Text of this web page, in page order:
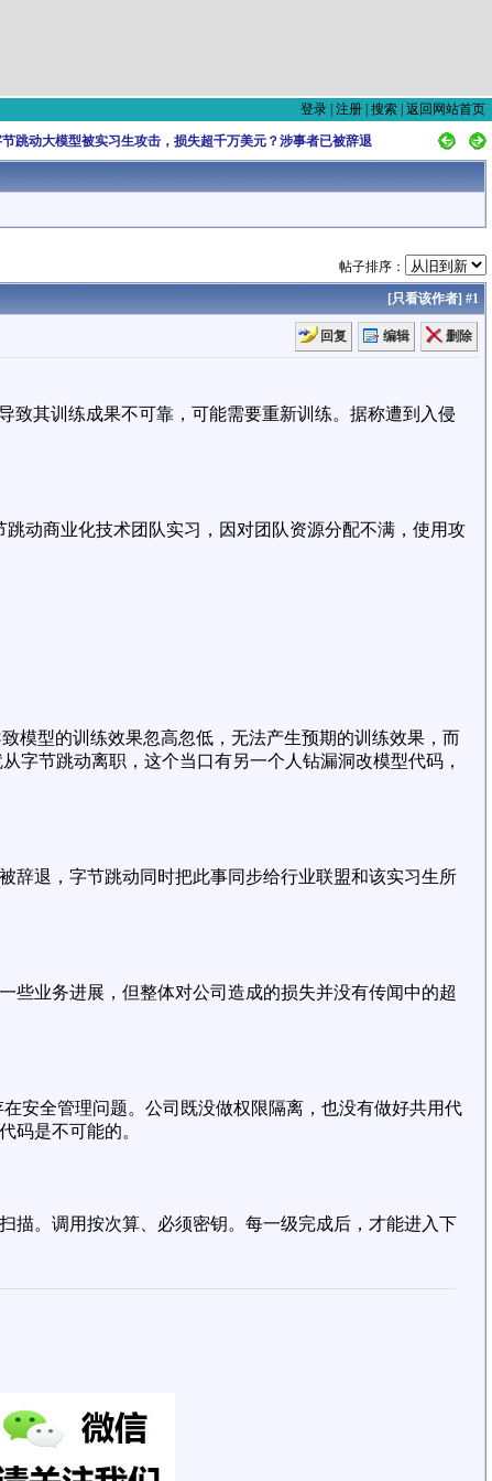
登录 注册 搜索 返回网站首页
跳动大模型被实习生攻击，损失超千万美元？涉事者已被辞退
帖子排序：
[只看该作者] #1
回复 编辑 删除
致其训练成果不可靠，可能需要重新训练。据称遭到入侵
动商业化技术团队实习，因对团队资源分配不满，使用攻
模型的训练效果忽高忽低，无法产生预期的训练效果，而
字节跳动离职，这个当口有另一个人钻漏洞改模型代码，
辞退，字节跳动同时把此事同步给行业联盟和该实习生所
些业务进展，但整体对公司造成的损失并没有传闻中的超
安全管理问题。公司既没做权限隔离，也没有做好共用代
码是不可能的。
描。调用按次算、必须密钥。每一级完成后，才能进入下